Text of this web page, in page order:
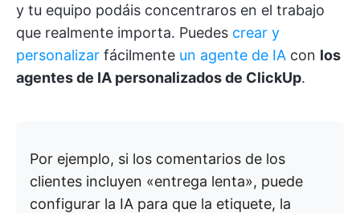
y tu equipo podáis concentraros en el trabajo
que realmente importa. Puedes crear y
personalizar fácilmente un agente de IA con los
agentes de IA personalizados de ClickUp.
Por ejemplo, si los comentarios de los
clientes incluyen «entrega lenta», puede
configurar la IA para que la etiquete, la